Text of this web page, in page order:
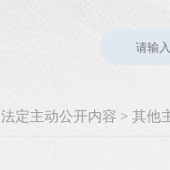
法定主动公开内容 > 其他